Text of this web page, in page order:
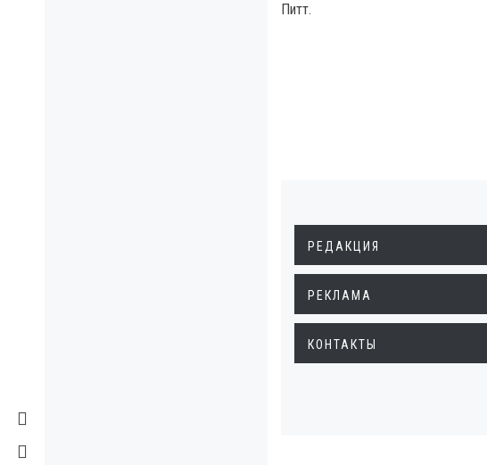
Питт.
РЕДАКЦИЯ
РЕКЛАМА
КОНТАКТЫ